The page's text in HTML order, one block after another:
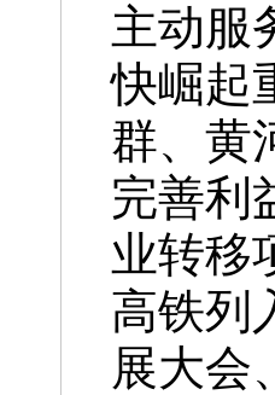
主动服
快崛起
群、黄
完善利
业转移
高铁列
展大会